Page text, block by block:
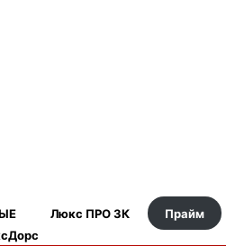
Люкс ПРО 3К Прайм